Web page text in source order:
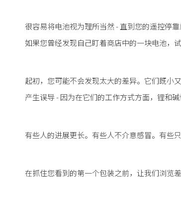
很容易将电池视为理所当然 - 直到您的遥控停
如果您曾经发现自己盯着商店中的一块电池，
起初，您可能不会发现太大的差异。它们既小
产生误导 - 因为在它们的工作方式方面，锂和碱
有些人的进展更长。有些人不介意感冒。有些
在抓住您看到的第一个包装之前，让我们浏览